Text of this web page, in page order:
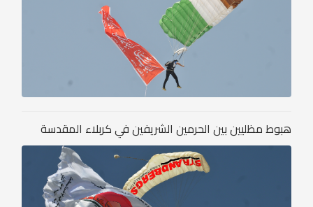
هبوط مظليين بين الحرمين الشريفين في كربلاء المقدسة